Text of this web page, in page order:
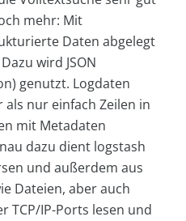
mehr: Mit
Daten abgelegt
wird JSON
genutzt. Logdaten
nur einfach Zeilen in
mit Metadaten
dazu dient logstash
und außerdem aus
Dateien, aber auch
TCP/IP-Ports lesen und